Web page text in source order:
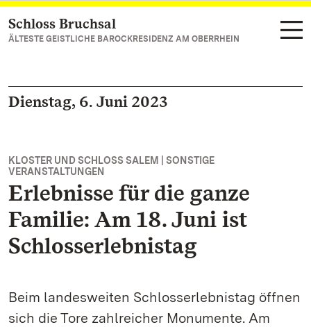
Zum Hauptinhalt springen
Schloss Bruchsal
ÄLTESTE GEISTLICHE BAROCKRESIDENZ AM OBERRHEIN
Dienstag, 6. Juni 2023
KLOSTER UND SCHLOSS SALEM | SONSTIGE
VERANSTALTUNGEN
Erlebnisse für die ganze
Familie: Am 18. Juni ist
Schlosserlebnistag
Beim landesweiten Schlosserlebnistag öffnen
sich die Tore zahlreicher Monumente. Am